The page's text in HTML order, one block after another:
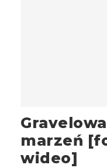
marzeń
wideo]